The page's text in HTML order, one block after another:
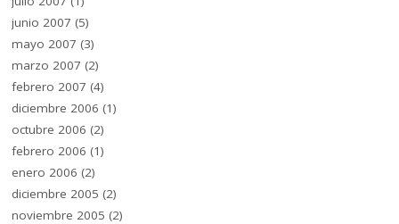
junio 2007 (5)
mayo 2007 (3)
marzo 2007 (2)
febrero 2007 (4)
diciembre 2006 (1)
octubre 2006 (2)
febrero 2006 (1)
enero 2006 (2)
diciembre 2005 (2)
noviembre 2005 (2)